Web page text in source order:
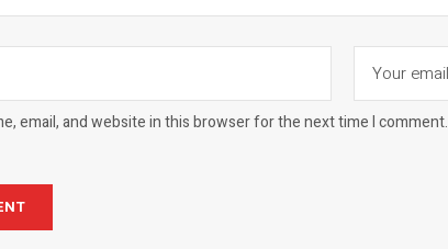
email, and website in this browser for the next time I comment.